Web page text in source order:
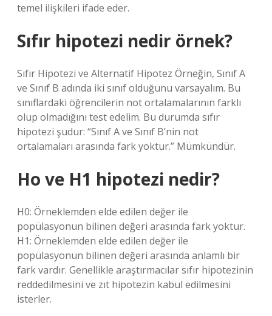
temel ilişkileri ifade eder.
Sıfır hipotezi nedir örnek?
Sıfır Hipotezi ve Alternatif Hipotez Örneğin, Sınıf A
ve Sınıf B adında iki sınıf olduğunu varsayalım. Bu
sınıflardaki öğrencilerin not ortalamalarının farklı
olup olmadığını test edelim. Bu durumda sıfır
hipotezi şudur: “Sınıf A ve Sınıf B’nin not
ortalamaları arasında fark yoktur.” Mümkündür.
Ho ve H1 hipotezi nedir?
H0: Örneklemden elde edilen değer ile
popülasyonun bilinen değeri arasında fark yoktur.
H1: Örneklemden elde edilen değer ile
popülasyonun bilinen değeri arasında anlamlı bir
fark vardır. Genellikle araştırmacılar sıfır hipotezinin
reddedilmesini ve zıt hipotezin kabul edilmesini
isterler.